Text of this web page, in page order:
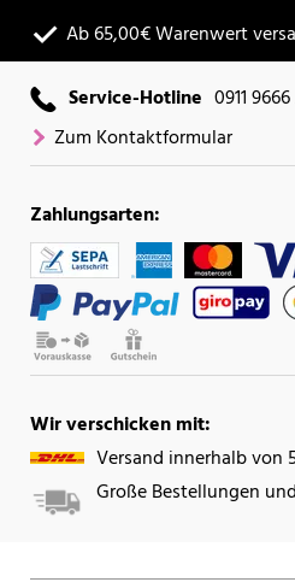
Ab 65,00€ Warenwert
Service-Hotline 0911
Zum Kontaktformular
Zahlungsarten:
Wir verschicken mit:
Versand innerhalb von
Große Bestellungen